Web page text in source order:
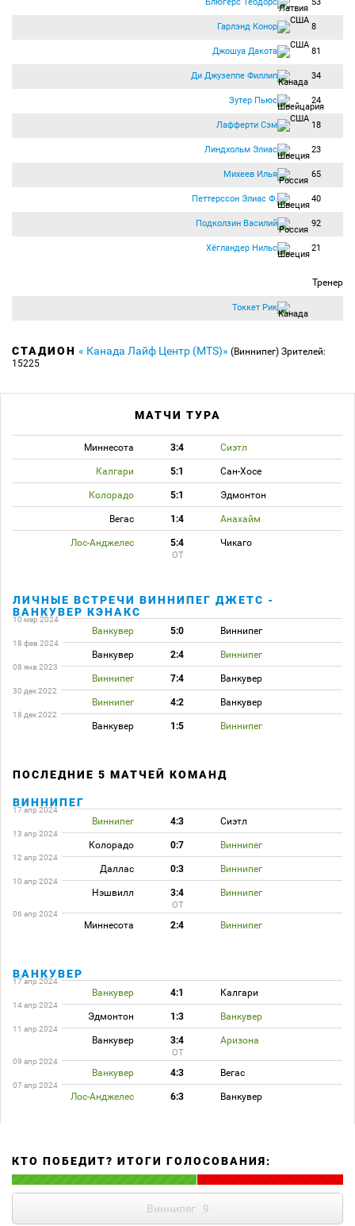
Гарлэнд Конор 8
Джошуа Дакота 81
Ди Джузеппе Филлип 34
Зутер Пьюс 24
Лафферти Сэм 18
Линдхольм Элиас 23
Михеев Илья 65
Петтерссон Элиас Ф. 40
Подколзин Василий 92
Хёгландер Нильс 21
Тренер
Токкет Рик
СТАДИОН « Канада Лайф Центр (MTS)» (Виннипег) Зрителей:
15225
МАТЧИ ТУРА
Миннесота 3:4 Сиэтл
Калгари 5:1 Сан-Хосе
Колорадо 5:1 Эдмонтон
Вегас 1:4 Анахайм
Лос-Анджелес 5:4 Чикаго
ОТ
ЛИЧНЫЕ ВСТРЕЧИ ВИННИПЕГ ДЖЕТС -
ВАНКУВЕР КЭНАКС
10 мар 2024
Ванкувер 5:0 Виннипег
18 фев 2024
Ванкувер 2:4 Виннипег
08 янв 2023
Виннипег 7:4 Ванкувер
30 дек 2022
Виннипег 4:2 Ванкувер
18 дек 2022
Ванкувер 1:5 Виннипег
ПОСЛЕДНИЕ 5 МАТЧЕЙ КОМАНД
ВИННИПЕГ
17 апр 2024
Виннипег 4:3 Сиэтл
13 апр 2024
Колорадо 0:7 Виннипег
12 апр 2024
Даллас 0:3 Виннипег
10 апр 2024
Нэшвилл 3:4 Виннипег
ОТ
06 апр 2024
Миннесота 2:4 Виннипег
ВАНКУВЕР
17 апр 2024
Ванкувер 4:1 Калгари
14 апр 2024
Эдмонтон 1:3 Ванкувер
11 апр 2024
Ванкувер 3:4 Аризона
ОТ
09 апр 2024
Ванкувер 4:3 Вегас
07 апр 2024
Лос-Анджелес 6:3 Ванкувер
КТО ПОБЕДИТ? ИТОГИ ГОЛОСОВАНИЯ:
Виннипег 9